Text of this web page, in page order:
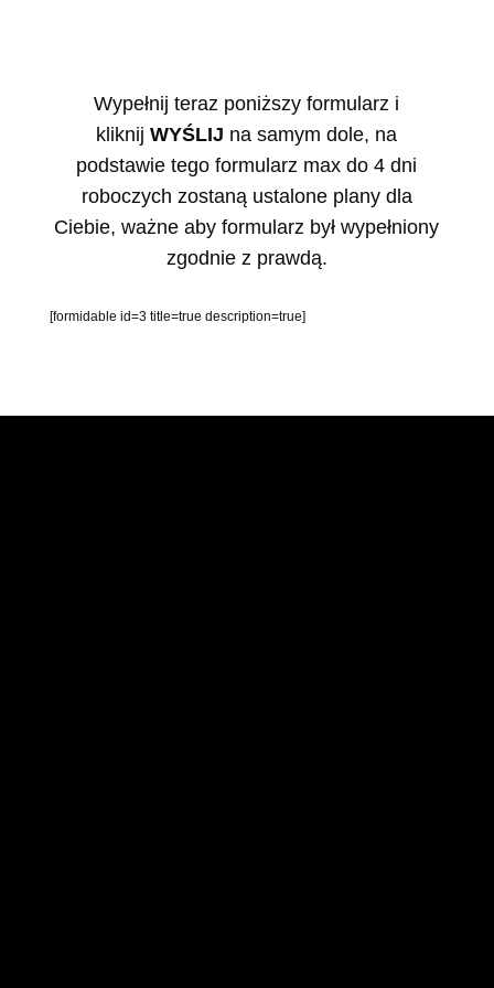
Wypełnij teraz poniższy formularz i
kliknijWYŚLIJ na samym dole, na
podstawie tego formularz max do 4 dni
roboczych zostaną ustalone plany dla
Ciebie, ważne aby formularz był wypełniony
zgodnie z prawdą.
[formidable id=3 title=true description=true]